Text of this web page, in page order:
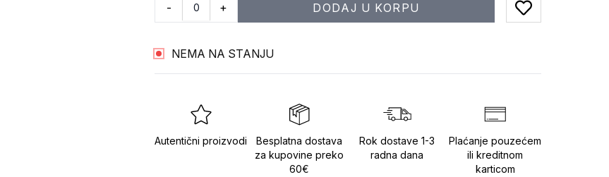
- + DODAJ U KORPU
Add to favorites
NEMA NA STANJU
Autentični proizvodi
Besplatna dostava
za kupovine preko
60€
Rok dostave 1-3
radna dana
Plaćanje pouzećem
ili kreditnom
karticom